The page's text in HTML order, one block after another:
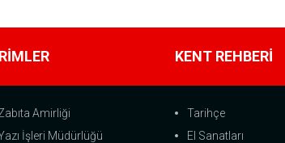
Amirliği
İşleri Müdürlüğü
KENT REHBERİ
Tarihçe
El Sanatları